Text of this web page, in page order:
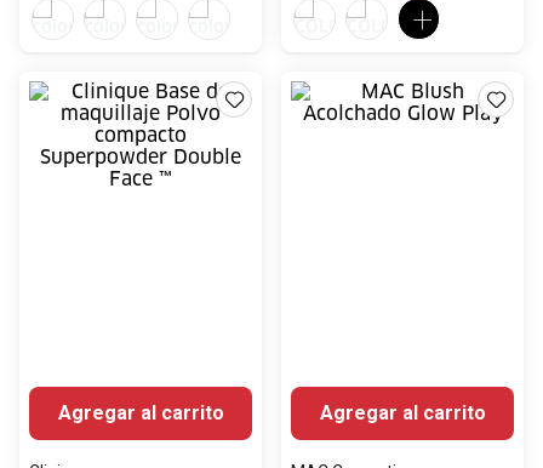
Agregar al carrito
₡25 500,00 ₡21 250,00